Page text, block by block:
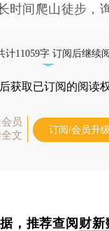
时间爬山徒步，
计11059字 订阅后继续
后获取已订阅的阅读
员
文
订阅/会员升级
，推荐查阅 财新